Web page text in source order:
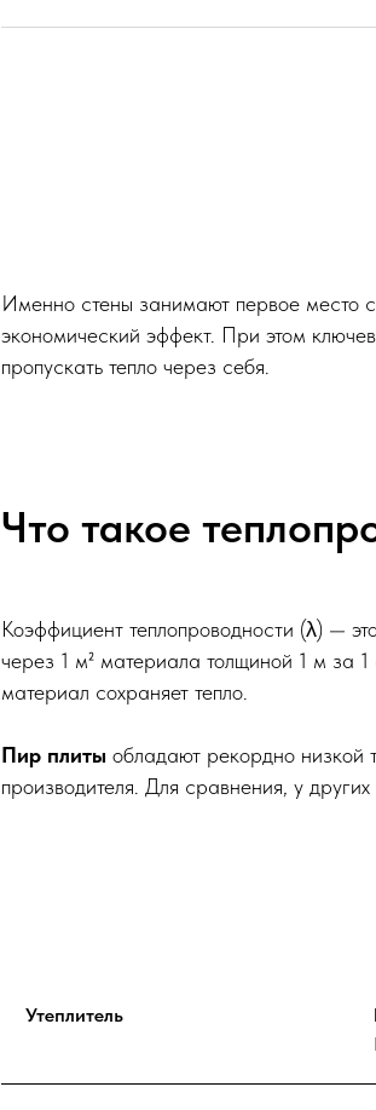
Именно стены занимают первое место
экономический эффект. При этом
пропускать тепло через себя.
Что такое
Коэффициент теплопроводности (λ) —
через 1 м² материала толщиной 1 м за
материал сохраняет тепло.
Пир плиты обладают рекордно низкой
производителя. Для сравнения, у других
Утеплитель